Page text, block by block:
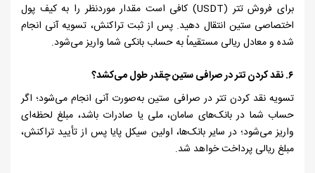
برای فروش تتر (USDT) کافی است مقدار موردنظر را به کیف پول
اختصاصی ستین انتقال دهید. پس از ثبت تراکنش، تسویه آنی انجام
شده و معادل ریالی مستقیماً به حساب بانکی شما واریز می‌شود.
۶. نقد کردن تتر در صرافی ستین چقدر طول می‌کشد؟
تسویه نقد کردن تتر در صرافی ستین به‌صورت آنی انجام می‌شود؛ اگر
حساب شما در بانک‌های سامان، ملی یا صادرات باشد، مبلغ لحظه‌ای
واریز می‌شود؛ در سایر بانک‌ها، اولین سیکل پایا پس از تأیید تراکنش،
مبلغ ریالی پرداخت خواهد شد.